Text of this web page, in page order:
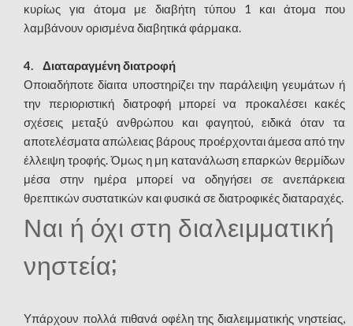
κυρίως για άτομα με διαβήτη τύπου 1 και άτομα που
λαμβάνουν ορισμένα διαβητικά φάρμακα.
4. Διαταραγμένη διατροφή
Οποιαδήποτε δίαιτα υποστηρίζει την παράλειψη γευμάτων ή
την περιοριστική διατροφή μπορεί να προκαλέσει κακές
σχέσεις μεταξύ ανθρώπου και φαγητού, ειδικά όταν τα
αποτελέσματα απώλειας βάρους προέρχονται άμεσα από την
έλλειψη τροφής. Όμως η μη κατανάλωση επαρκών θερμίδων
μέσα στην ημέρα μπορεί να οδηγήσει σε ανεπάρκεια
θρεπτικών συστατικών και φυσικά σε διατροφικές διαταραχές.
Ναι ή όχι στη διαλειμματική
νηστεία;
Υπάρχουν πολλά πιθανά οφέλη της διαλειμματικής νηστείας,